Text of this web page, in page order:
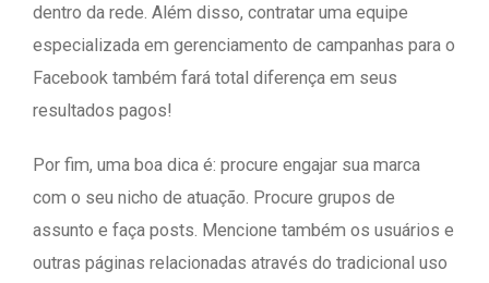
dentro da rede. Além disso, contratar uma equipe
especializada em gerenciamento de campanhas para o
Facebook também fará total diferença em seus
resultados pagos!
Por fim, uma boa dica é: procure engajar sua marca
com o seu nicho de atuação. Procure grupos de
assunto e faça posts. Mencione também os usuários e
outras páginas relacionadas através do tradicional uso